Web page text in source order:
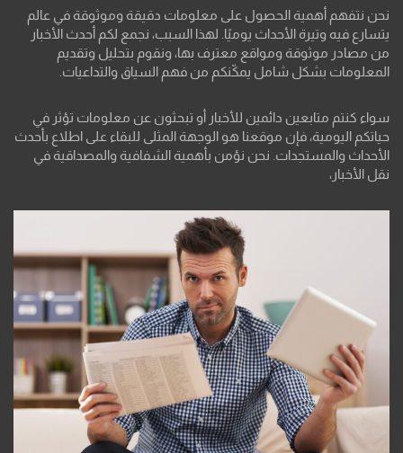
نحن نتفهم أهمية الحصول على معلومات دقيقة وموثوقة في عالم
يتسارع فيه وتيرة الأحداث يوميًا. لهذا السبب، نجمع لكم أحدث الأخبار
من مصادر موثوقة ومواقع معترف بها، ونقوم بتحليل وتقديم
المعلومات بشكل شامل يمكّنكم من فهم السياق والتداعيات.
سواء كنتم متابعين دائمين للأخبار أو تبحثون عن معلومات تؤثر في
حياتكم اليومية، فإن موقعنا هو الوجهة المثلى للبقاء على اطلاع بأحدث
الأحداث والمستجدات. نحن نؤمن بأهمية الشفافية والمصداقية في
نقل الأخبار،